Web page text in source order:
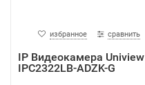
избранное сравнить
IP Видеокамера Uniview
IPC2322LB-ADZK-G